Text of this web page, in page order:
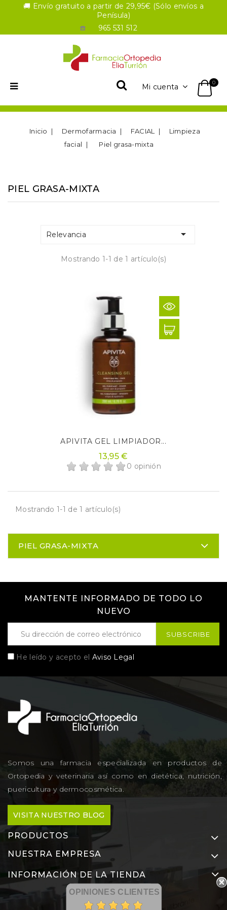
🚚 Envío gratuito a partir de 29,95€ (Sólo envíos a
Penísula)
☎️
965 531 512
Mi cuenta 0
Inicio Dermofarmacia FACIAL
Limpieza
facial
Piel grasa-mixta
PIEL GRASA-MIXTA
Relevancia 
Mostrando 1-1 de 1 artículo(s)
APIVITA GEL LIMPIADOR...
13,95 €
0 opinión
Mostrando 1-1 de 1 artículo(s)
PIEL GRASA-MIXTA
MANTENTE INFORMADO DE TODO LO
NUEVO
He leído y acepto el Aviso Legal
Somos una farmacia especializada en productos de
Ortopedia y veterinaria así como en dietética, nutrición,
puericultura y dermocosmética.
VISITA NUESTRO BLOG
PRODUCTOS
NUESTRA EMPRESA
INFORMACIÓN DE LA TIENDA
OPINIONES CLIENTES